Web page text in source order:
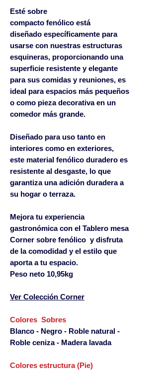
Esté sobre
compacto fenólico está
diseñado específicamente para
usarse con nuestras estructuras
esquineras, proporcionando una
superficie resistente y elegante
para sus comidas y reuniones, es
ideal para espacios más pequeños
o como pieza decorativa en un
comedor más grande.
Diseñado para uso tanto en
interiores como en exteriores,
este material fenólico duradero es
resistente al desgaste, lo que
garantiza una adición duradera a
su hogar o terraza.
Mejora tu experiencia
gastronómica con el Tablero mesa
Corner sobre fenólico y disfruta
de la comodidad y el estilo que
aporta a tu espacio.
Peso neto 10,95kg
Ver Colección Corner
Colores Sobres
Blanco - Negro - Roble natural -
Roble ceniza - Madera lavada
Colores estructura (Pie)